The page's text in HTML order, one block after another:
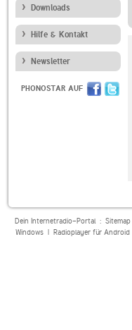
Downloads
Hilfe & Kontakt
Newsletter
PHONOSTAR AUF
Dein Internetradio-Portal : Sitemap
Windows| Radioplayer für Android